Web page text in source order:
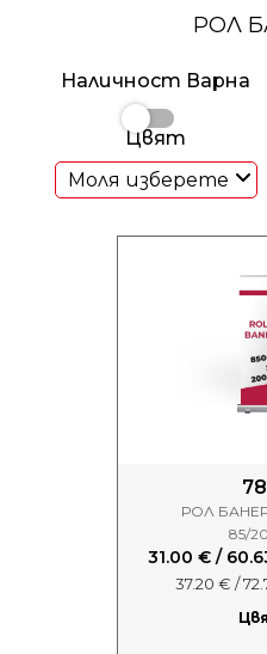
РОЛ
Наличност Варна
Цвят
Моля изберете
РОЛ БАНЕР
85/
31.00 € /
37.20 € /